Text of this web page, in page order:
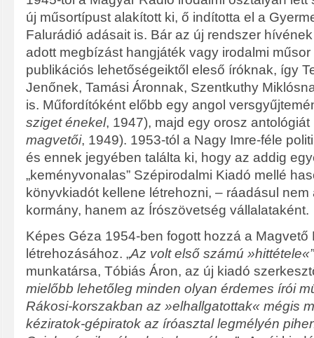
új műsortípust alakított ki, ő indította el a
Falurádió adásait is. Bár az új rendszer
adott megbízást hangjáték vagy irodalmi
publikációs lehetőségeiktől eleső íróknak, így
Jenőnek, Tamási Áronnak, Szentkuthy
is. Műfordítóként előbb egy angol
sziget énekel, 1947), majd egy orosz antológiát
magvetői, 1949). 1953-tól a Nagy Imre-féle
és ennek jegyében találta ki, hogy az addig
„keményvonalas” Szépirodalmi Kiadó mellé
könyvkiadót kellene létrehozni, – ráadásul nem
kormány, hanem az Írószövetség vállalataként.
Képes Géza 1954-ben fogott hozzá a Magvető
létrehozásához. „Az volt első számú »hittétele«”
munkatársa, Tóbiás Áron, az új kiadó
mielőbb lehetőleg minden olyan érdemes írói
Rákosi-korszakban az »elhallgatottak« mégis
kéziratok-gépiratok az íróasztal legmélyén